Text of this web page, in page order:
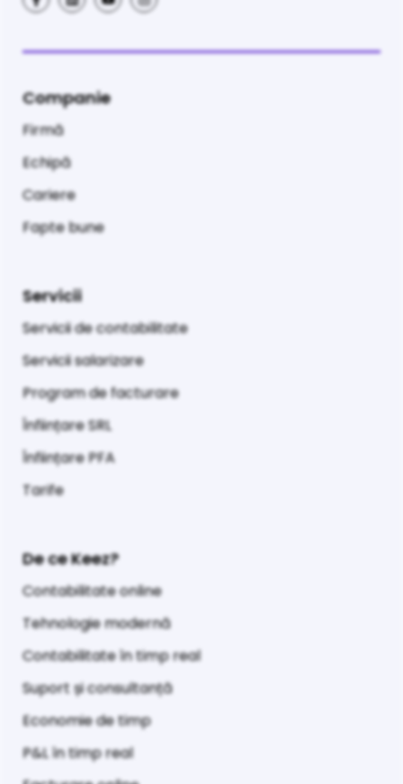
Companie
Firmă
Echipă
Cariere
Fapte bune
Servicii
Servicii de contabilitate
Servicii salarizare
Program de facturare
Înființare SRL
Înființare PFA
Tarife
De ce Keez?
Contabilitate online
Tehnologie modernă
Contabilitate în timp real
Suport și consultanță
Economie de timp
P&L în timp real